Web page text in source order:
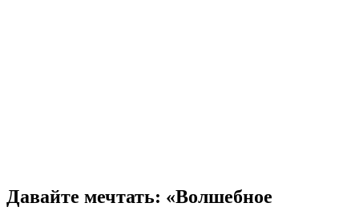
Давайте мечтать: «Волшебное